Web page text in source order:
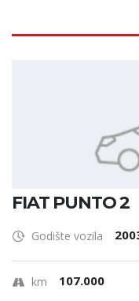
FIAT PUNTO 2
Godište vozila
km 107.000